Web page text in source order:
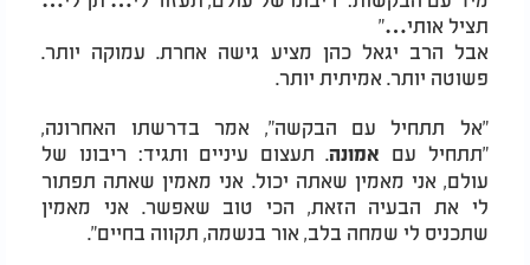
תציל אותי…"
אבל הרב יגאל כהן מציע גישה אחרת. עמוקה יותר.
פשוטה יותר. אמיתית יותר.
"אל תתחיל עם הבקשה", אמר בדרשתו האחרונה,
"תתחיל עם אמונה. תעצום עיניים ותגיד: ריבונו של
עולם, אני מאמין שאתה יכול. אני מאמין שאתה תפתור
לי את הבעיה הזאת, הכי טוב שאפשר. אני מאמין
שתכניס לי שמחה בלב, אור בנשמה, תקווה בחיים".